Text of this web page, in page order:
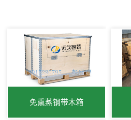
免熏蒸钢带木箱